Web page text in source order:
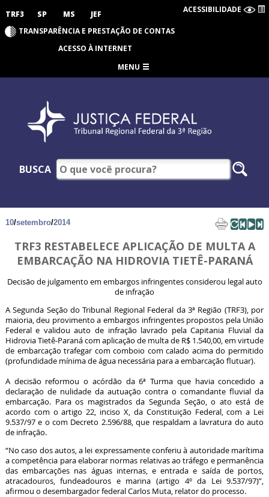
TRF3 SP MS JEF ACESSIBILIDADE
TRANSPARÊNCIA E PRESTAÇÃO DE CONTAS
ACESSO À INTERNET
MENU
BUSCA
10/setembro/2014
TRF3 RESTABELECE APLICAÇÃO DE MULTA A
EMBARCAÇÃO NA HIDROVIA TIETÊ-PARANÁ
Decisão de julgamento em embargos infringentes considerou legal auto
de infração
A Segunda Seção do Tribunal Regional Federal da 3ª Região (TRF3), por
maioria, deu provimento a embargos infringentes propostos pela União
Federal e validou auto de infração lavrado pela Capitania Fluvial da
Hidrovia Tietê-Paraná com aplicação de multa de R$ 1.540,00, em virtude
de embarcação trafegar com comboio com calado acima do permitido
(profundidade mínima de água necessária para a embarcação flutuar).
A decisão reformou o acórdão da 6ª Turma que havia concedido a
declaração de nulidade da autuação contra o comandante fluvial da
embarcação. Para os magistrados da Segunda Seção, o ato está de
acordo com o artigo 22, inciso X, da Constituição Federal, com a Lei
9.537/97 e o com Decreto 2.596/88, que respaldam a lavratura do auto
de infração.
“No caso dos autos, a lei expressamente conferiu à autoridade marítima
a competência para elaborar normas relativas ao tráfego e permanência
das embarcações nas águas internas, e entrada e saída de portos,
atracadouros, fundeadouros e marina (artigo 4º da Lei 9.537/97)”,
afirmou o desembargador federal Carlos Muta, relator do processo.